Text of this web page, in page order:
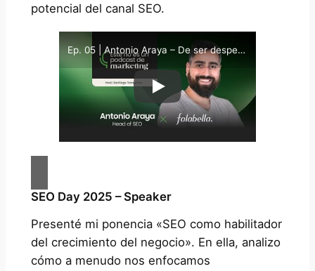
potencial del canal SEO.
Ep. 05 | Antonio Araya – De ser despedido en un mes, a liderar el SEO en Falabella LATAM
SEO Day 2025 – Speaker
Presenté mi ponencia «SEO como habilitador
del crecimiento del negocio». En ella, analizo
cómo a menudo nos enfocamos